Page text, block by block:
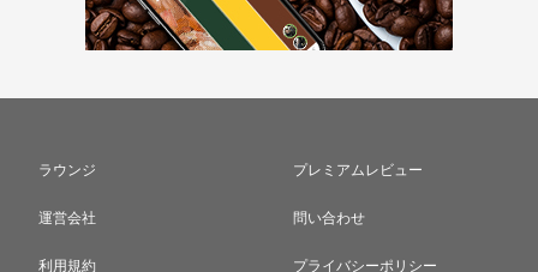
ラウンジ プレミアムレビュー
運営会社 問い合わせ
利用規約 プライバシーポリシー